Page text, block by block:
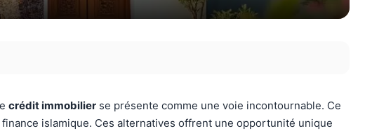
crédit immobilier se présente comme une voie incontournable. Ce
finance islamique. Ces alternatives offrent une opportunité unique